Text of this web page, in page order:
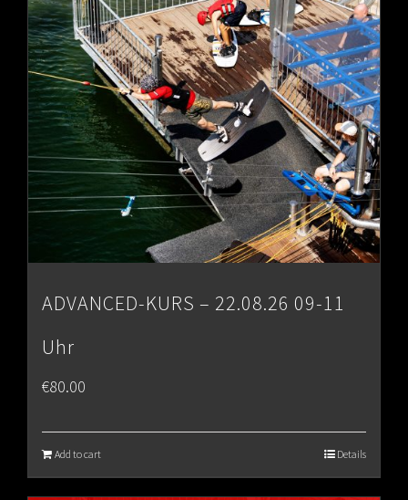
ADVANCED-KURS – 22.08.26 09-11
Uhr
€80.00
Add to cart Details